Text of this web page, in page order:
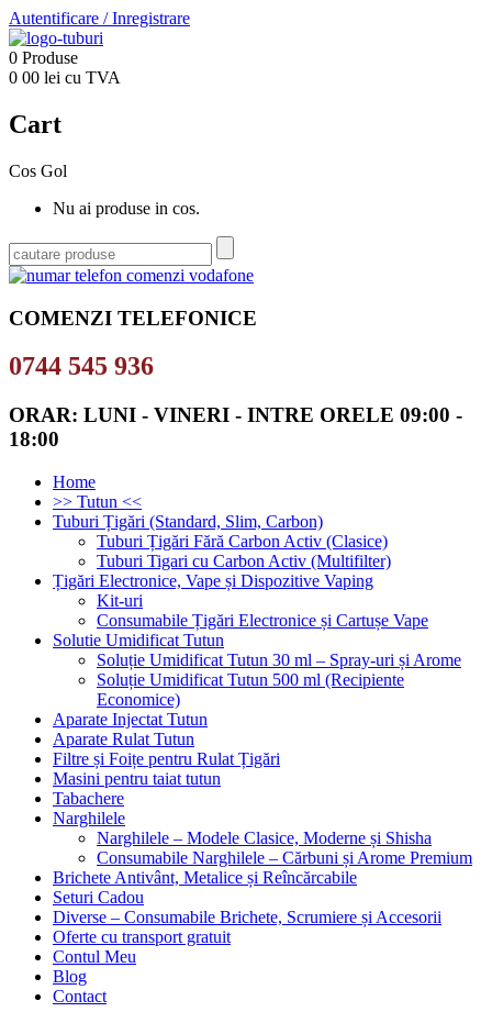
Autentificare /Inregistrare
0 Produse
0 00 lei cu TVA
Cart
Cos Gol
Nu ai produse in cos.
COMENZI TELEFONICE
0744 545 936
ORAR: LUNI - VINERI - INTRE ORELE 09:00 -
18:00
Home
>> Tutun <<
Tuburi Țigări (Standard, Slim, Carbon)
Tuburi Țigări Fără Carbon Activ (Clasice)
Tuburi Tigari cu Carbon Activ (Multifilter)
Țigări Electronice, Vape și Dispozitive Vaping
Kit-uri
Consumabile Țigări Electronice și Cartușe Vape
Solutie Umidificat Tutun
Soluție Umidificat Tutun 30 ml – Spray-uri și Arome
Soluție Umidificat Tutun 500 ml (Recipiente
Economice)
Aparate Injectat Tutun
Aparate Rulat Tutun
Filtre și Foițe pentru Rulat Țigări
Masini pentru taiat tutun
Tabachere
Narghilele
Narghilele – Modele Clasice, Moderne și Shisha
Consumabile Narghilele – Cărbuni și Arome Premium
Brichete Antivânt, Metalice și Reîncărcabile
Seturi Cadou
Diverse – Consumabile Brichete, Scrumiere și Accesorii
Oferte cu transport gratuit
Contul Meu
Blog
Contact